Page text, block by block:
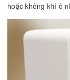
hoặc không khí ô